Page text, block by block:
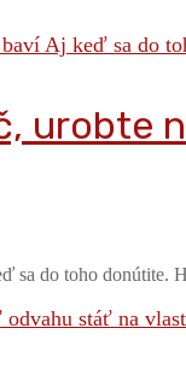
urobte
sa do toho donútite.